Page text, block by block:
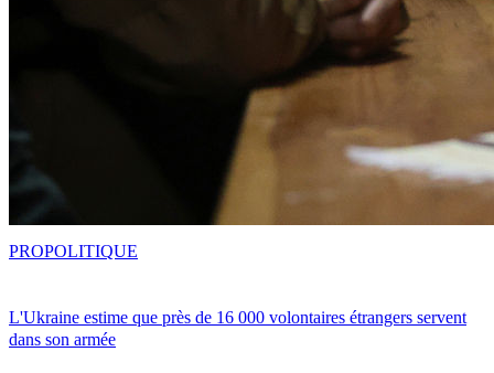
L'Ukraine estime que près de 16 000 volontaires étrangers servent
dans son armée
PROPOLITIQUE